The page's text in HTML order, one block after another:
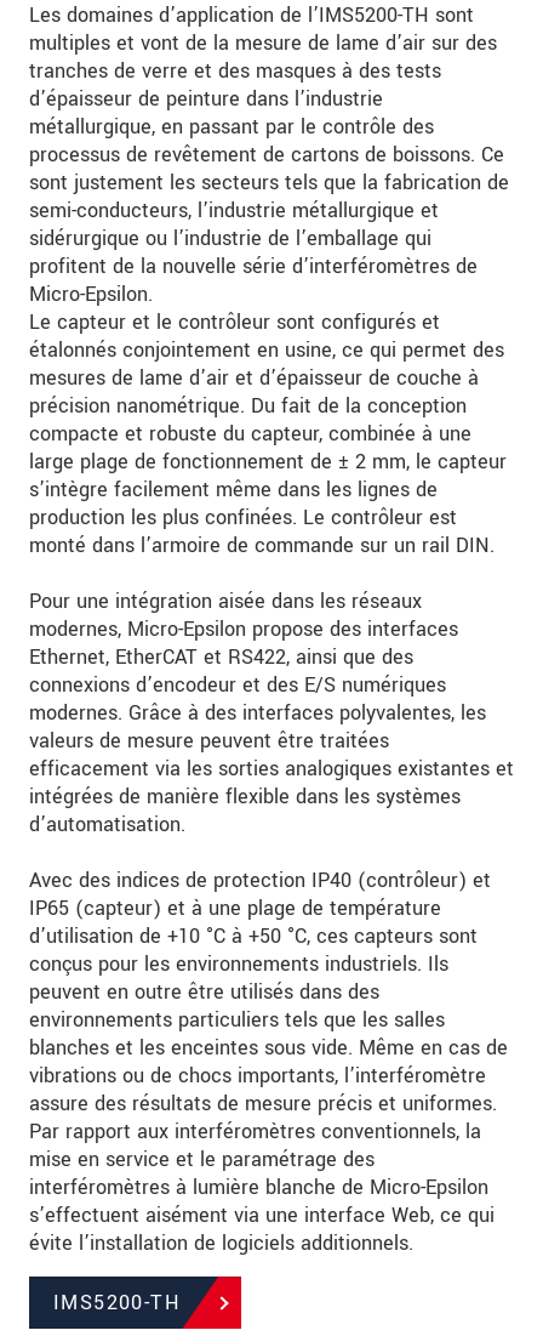
Les domaines d’application de l’IMS5200-TH sont
multiples et vont de la mesure de lame d’air sur des
tranches de verre et des masques à des tests
d’épaisseur de peinture dans l’industrie
métallurgique, en passant par le contrôle des
processus de revêtement de cartons de boissons. Ce
sont justement les secteurs tels que la fabrication de
semi-conducteurs, l’industrie métallurgique et
sidérurgique ou l’industrie de l’emballage qui
profitent de la nouvelle série d’interféromètres de
Micro-Epsilon.
Le capteur et le contrôleur sont configurés et
étalonnés conjointement en usine, ce qui permet des
mesures de lame d’air et d’épaisseur de couche à
précision nanométrique. Du fait de la conception
compacte et robuste du capteur, combinée à une
large plage de fonctionnement de ± 2 mm, le capteur
s’intègre facilement même dans les lignes de
production les plus confinées. Le contrôleur est
monté dans l’armoire de commande sur un rail DIN.
Pour une intégration aisée dans les réseaux
modernes, Micro-Epsilon propose des interfaces
Ethernet, EtherCAT et RS422, ainsi que des
connexions d’encodeur et des E/S numériques
modernes. Grâce à des interfaces polyvalentes, les
valeurs de mesure peuvent être traitées
efficacement via les sorties analogiques existantes et
intégrées de manière flexible dans les systèmes
d’automatisation.
Avec des indices de protection IP40 (contrôleur) et
IP65 (capteur) et à une plage de température
d’utilisation de +10 °C à +50 °C, ces capteurs sont
conçus pour les environnements industriels. Ils
peuvent en outre être utilisés dans des
environnements particuliers tels que les salles
blanches et les enceintes sous vide. Même en cas de
vibrations ou de chocs importants, l’interféromètre
assure des résultats de mesure précis et uniformes.
Par rapport aux interféromètres conventionnels, la
mise en service et le paramétrage des
interféromètres à lumière blanche de Micro-Epsilon
s’effectuent aisément via une interface Web, ce qui
évite l’installation de logiciels additionnels.
IMS5200-TH